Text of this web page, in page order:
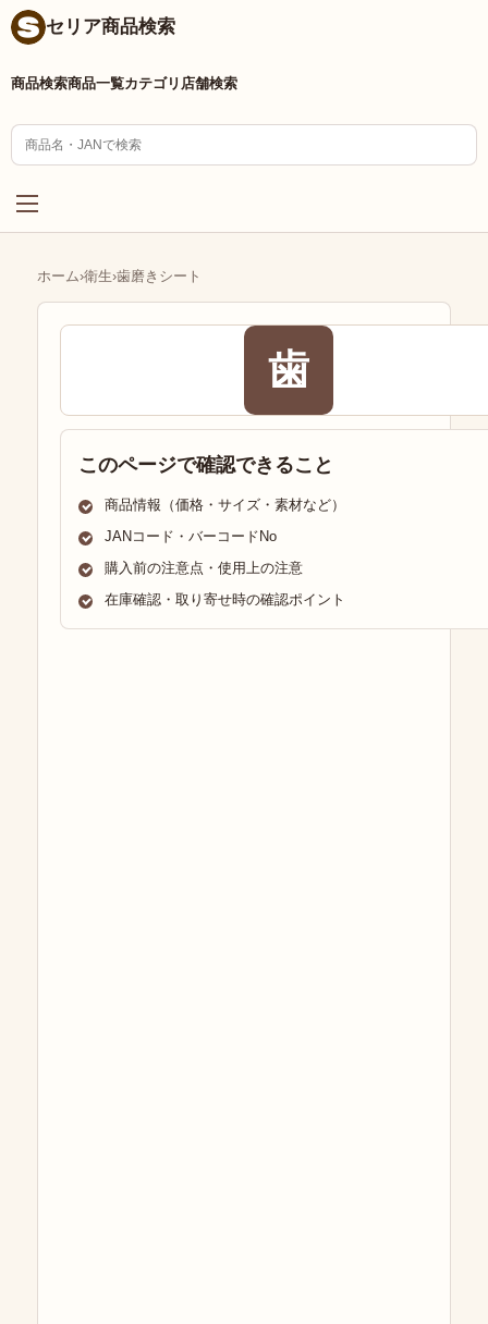
セリア商品検索
商品検索商品一覧カテゴリ 店舗検索
ホーム›衛生›歯磨きシート
歯
このページで確認できること
商品情報（価格・サイズ・素材など）
JANコード・バーコードNo
購入前の注意点・使用上の注意
在庫確認・取り寄せ時の確認ポイント